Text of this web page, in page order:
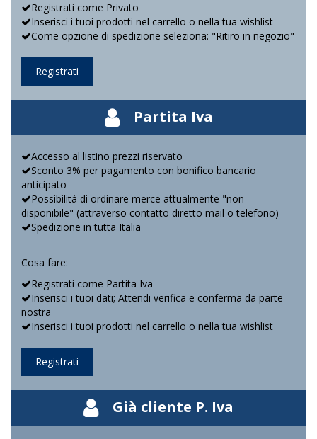
Registrati come Privato
Inserisci i tuoi prodotti nel carrello o nella tua wishlist
Come opzione di spedizione seleziona: "Ritiro in negozio"
Registrati
Partita Iva
Accesso al listino prezzi riservato
Sconto 3% per pagamento con bonifico bancario
anticipato
Possibilità di ordinare merce attualmente "non
disponibile" (attraverso contatto diretto mail o telefono)
Spedizione in tutta Italia
Cosa fare:
Registrati come Partita Iva
Inserisci i tuoi dati; Attendi verifica e conferma da parte
nostra
Inserisci i tuoi prodotti nel carrello o nella tua wishlist
Registrati
Già cliente P. Iva